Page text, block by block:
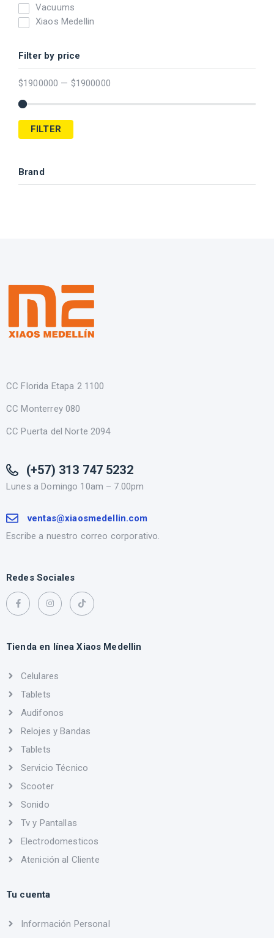
Vacuums
Xiaos Medellin
Filter by price
$1900000 — $1900000
FILTER
Brand
CC Florida Etapa 2 1100
CC Monterrey 080
CC Puerta del Norte 2094
(+57) 313 747 5232
Lunes a Domingo 10am – 7.00pm
ventas@xiaosmedellin.com
Escribe a nuestro correo corporativo.
Redes Sociales
Tienda en línea Xiaos Medellin
Celulares
Tablets
Audifonos
Relojes y Bandas
Tablets
Servicio Técnico
Scooter
Sonido
Tv y Pantallas
Electrodomesticos
Atenición al Cliente
Tu cuenta
Información Personal